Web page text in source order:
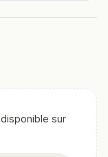
sur